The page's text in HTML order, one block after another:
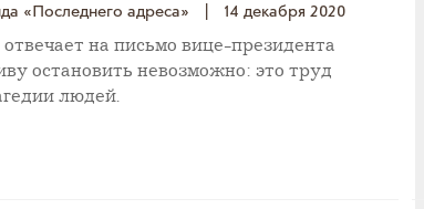
«Последнего адреса»
14 декабря 2020
на письмо вице-президента
остановить невозможно: это труд
людей.